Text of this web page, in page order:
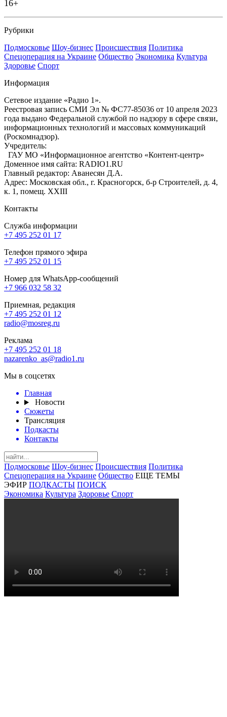
16+
Рубрики
Подмосковье Шоу-бизнес Происшествия Политика
Спецоперация на Украине Общество Экономика Культура
Здоровье Спорт
Информация
Сетевое издание «Радио 1».
Реестровая запись СМИ Эл № ФС77-85036 от 10 апреля 2023
года выдано Федеральной службой по надзору в сфере связи,
информационных технологий и массовых коммуникаций
(Роскомнадзор).
Учредитель:
ГАУ МО «Информационное агентство «Контент-центр»
Доменное имя сайта: RADIO1.RU
Главный редактор: Аванесян Д.А.
Адрес: Московская обл., г. Красногорск, б-р Строителей, д. 4,
к. 1, помещ. XXIII
Контакты
Служба информации
+7 495 252 01 17
Телефон прямого эфира
+7 495 252 01 15
Номер для WhatsApp-сообщений
+7 966 032 58 32
Приемная, редакция
+7 495 252 01 12
radio@mosreg.ru
Реклама
+7 495 252 01 18
nazarenko_as@radio1.ru
Мы в соцсетях
Главная
Новости
Сюжеты
Трансляция
Подкасты
Контакты
Подмосковье Шоу-бизнес Происшествия Политика
Спецоперация на Украине Общество ЕЩЕ ТЕМЫ
ЭФИР ПОДКАСТЫ ПОИСК
Экономика Культура Здоровье Спорт